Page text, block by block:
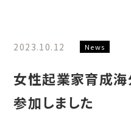
コーチングスクール
2023.10.12 News
女性起業家育成
参加しました